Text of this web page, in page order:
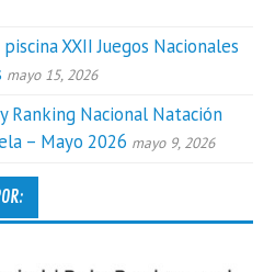
XXII Juegos Nacionales
mayo 15, 2026
Ranking Nacional Natación
– Mayo 2026 mayo 9, 2026